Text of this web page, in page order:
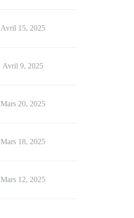
Avril 15, 2025
Avril 9, 2025
Mars 20, 2025
Mars 18, 2025
Mars 12, 2025